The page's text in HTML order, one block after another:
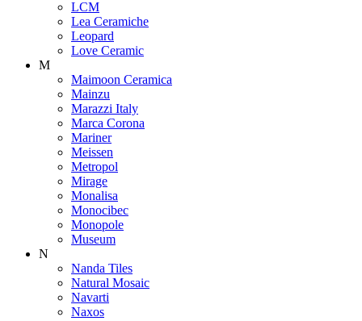
LCM
Lea Ceramiche
Leopard
Love Ceramic
M
Maimoon Ceramica
Mainzu
Marazzi Italy
Marca Corona
Mariner
Meissen
Metropol
Mirage
Monalisa
Monocibec
Monopole
Museum
N
Nanda Tiles
Natural Mosaic
Navarti
Naxos